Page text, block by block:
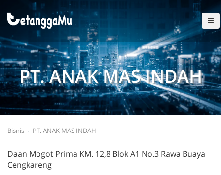
PT. ANAK MAS INDAH
Bisnis PT. ANAK MAS INDAH
Daan Mogot Prima KM. 12,8 Blok A1 No.3 Rawa Buaya
Cengkareng